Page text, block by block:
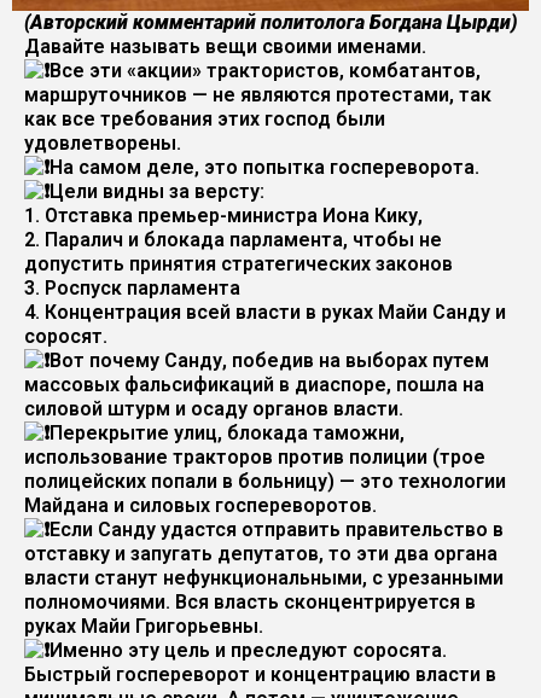
(Авторский комментарий политолога Богдана Цырди)
Давайте называть вещи своими именами.
Все эти «акции» трактористов, комбатантов,
маршруточников — не являются протестами, так
как все требования этих господ были
удовлетворены.
На самом деле, это попытка госпереворота.
Цели видны за версту:
1. Отставка премьер-министра Иона Кику,
2. Паралич и блокада парламента, чтобы не
допустить принятия стратегических законов
3. Роспуск парламента
4. Концентрация всей власти в руках Майи Санду и
соросят.
Вот почему Санду, победив на выборах путем
массовых фальсификаций в диаспоре, пошла на
силовой штурм и осаду органов власти.
Перекрытие улиц, блокада таможни,
использование тракторов против полиции (трое
полицейских попали в больницу) — это технологии
Майдана и силовых госпереворотов.
Если Санду удастся отправить правительство в
отставку и запугать депутатов, то эти два органа
власти станут нефункциональными, с урезанными
полномочиями. Вся власть сконцентрируется в
руках Майи Григорьевны.
Именно эту цель и преследуют соросята.
Быстрый госпереворот и концентрацию власти в